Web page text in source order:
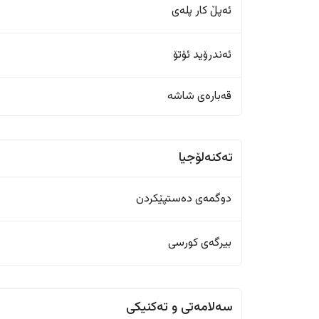
ئەپڵ کار پلەی
ئەندرۆید ئۆتۆ
قەبارەی شاشە
تەکنەلۆجیا
دوگمەی دەستپێکردن
بیرگەی کورسی
سەلامەتی و تەکنیکی